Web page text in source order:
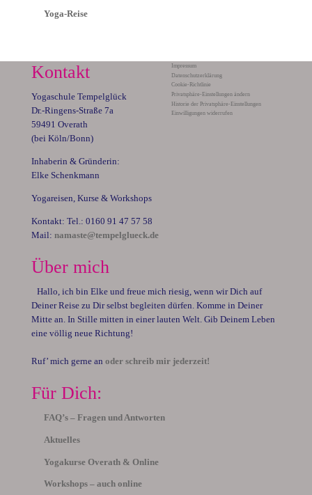
Yoga-Reise
Kontakt
Yogaschule Tempelglück
Dr.-Ringens-Straße 7a
59491 Overath
(bei Köln/Bonn)
Inhaberin & Gründerin:
Elke Schenkmann
Yogareisen, Kurse & Workshops
Kontakt: Tel.: 0160 91 47 57 58
Mail: namaste@tempelglueck.de
Impressum
Datenschutzerklärung
Cookie-Richtlinie
Privatsphäre-Einstellungen ändern
Historie der Privatsphäre-Einstellungen
Einwilligungen widerrufen
Über mich
Hallo, ich bin Elke und freue mich riesig, wenn wir Dich auf
Deiner Reise zu Dir selbst begleiten dürfen. Komme in Deiner
Mitte an. In Stille mitten in einer lauten Welt. Gib Deinem Leben
eine völlig neue Richtung!
Ruf’ mich gerne an oder schreib mir jederzeit!
Für Dich:
FAQ’s – Fragen und Antworten
Aktuelles
Yogakurse Overath & Online
Workshops – auch online